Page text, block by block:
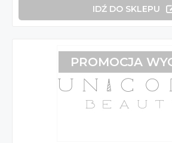
IDŹ DO SKLEPU
PROMOCJA